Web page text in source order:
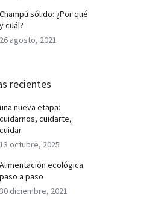
Champú sólido: ¿Por qué
y cuál?
26 agosto, 2021
recientes
una nueva etapa:
cuidarnos, cuidarte,
cuidar
13 octubre, 2025
Alimentación ecológica:
paso a paso
30 diciembre, 2021